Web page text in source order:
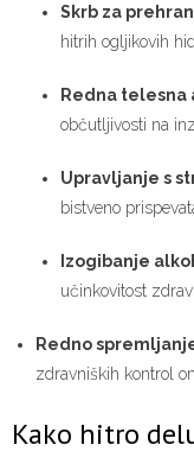
Skrb za
hitrih ogljikovih
Redna telesna
občutljivosti na
Upravljanje s
bistveno
Izogibanje
učinkovitost
Redno
zdravniških kontrol
Kako hitro